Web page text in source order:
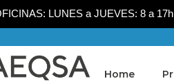
LUNES a JUEVES: 8 a
Home